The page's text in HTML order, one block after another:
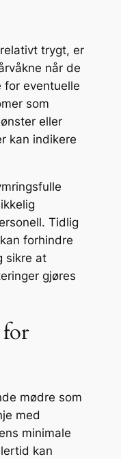
trygt, er
når de
for eventuelle
som
eller
kan indikere
Tidlig
forhindre
sikre at
gjøres
mødre som
med
minimale
kan